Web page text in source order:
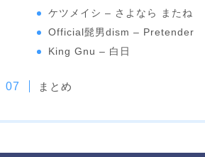
ケツメイシ – さよなら またね
Official髭男dism – Pretender
King Gnu – 白日
まとめ